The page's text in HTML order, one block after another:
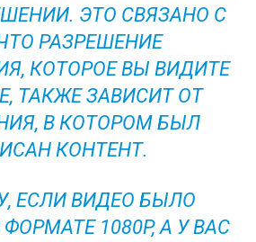
ЭТО СВЯЗАНО С
РАЗРЕШЕНИЕ
КОТОРОЕ ВЫ ВИДИТЕ
ТАКЖЕ ЗАВИСИТ ОТ
В КОТОРОМ БЫЛ
КОНТЕНТ.
ЕСЛИ ВИДЕО БЫЛО
1080P, А У ВАС